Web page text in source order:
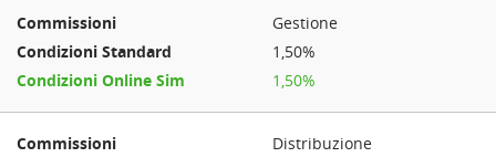
Gestione
1,50%
1,50%
Distribuzione